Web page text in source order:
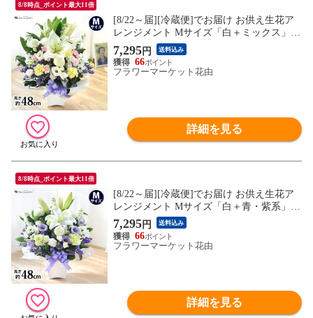
8/8時点_ポイント最大11倍
[8/22～届][冷蔵便]でお届け お供え生花ア
レンジメント Mサイズ「白＋ミックス」フ
ラワーアレンジ 仏花 供花 お悔み お盆 新
盆 初盆
7,295円 送料込み
66
フラワーマーケット花由
詳細を見る
8/8時点_ポイント最大11倍
[8/22～届][冷蔵便]でお届け お供え生花ア
レンジメント Mサイズ「白＋青・紫系」フ
ラワーアレンジ 仏花 供花 お悔み お盆 新
盆 初盆
7,295円 送料込み
66
フラワーマーケット花由
詳細を見る